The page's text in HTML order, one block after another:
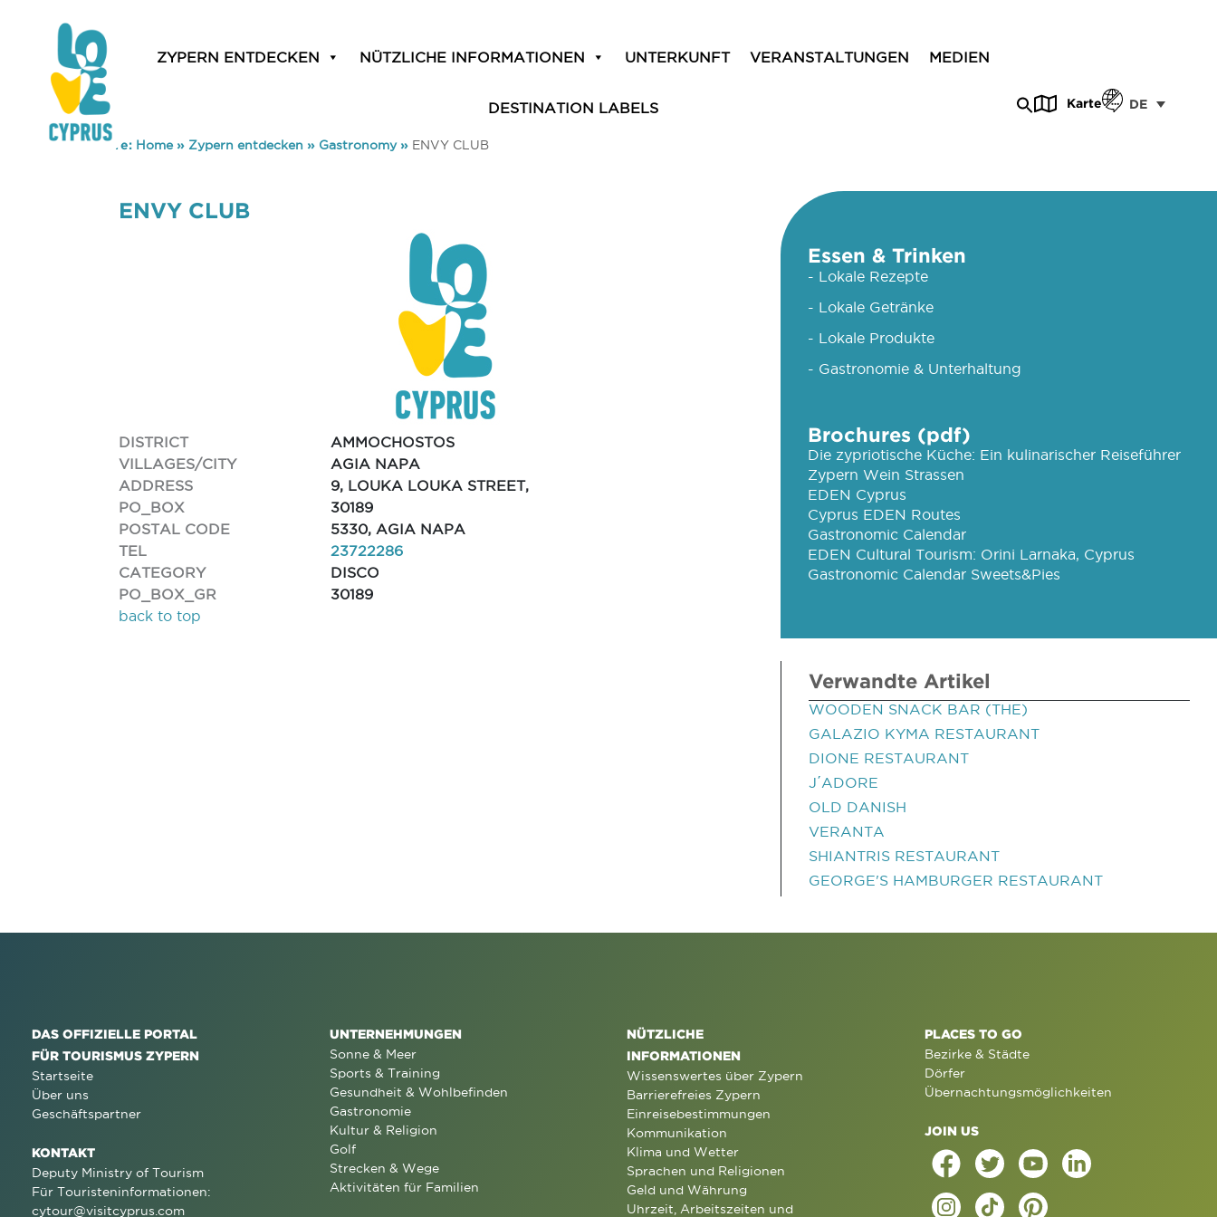
ZYPERN ENTDECKEN NÜTZLICHE INFORMATIONEN UNTERKUNFT VERANSTALTUNGEN MEDIEN
DESTINATION LABELS Karte DE
You are here: Home» Zypern entdecken » Gastronomy» ENVY CLUB
ENVY CLUB
DISTRICT
AMMOCHOSTOS
VILLAGES/CITY
AGIA NAPA
ADDRESS
9, LOUKA LOUKA STREET,
PO_BOX
30189
POSTAL CODE
5330, AGIA NAPA
TEL
23722286
CATEGORY
DISCO
PO_BOX_GR
30189
back to top
Essen & Trinken
- Lokale Rezepte
- Lokale Getränke
- Lokale Produkte
- Gastronomie & Unterhaltung
Brochures (pdf)
Die zypriotische Küche: Ein kulinarischer Reiseführer
Zypern Wein Strassen
EDEN Cyprus
Cyprus EDEN Routes
Gastronomic Calendar
EDEN Cultural Tourism: Orini Larnaka, Cyprus
Gastronomic Calendar Sweets&Pies
Verwandte Artikel
WOODEN SNACK BAR (THE)
GALAZIO KYMA RESTAURANT
DIONE RESTAURANT
J΄ADORE
OLD DANISH
VERANTA
SHIANTRIS RESTAURANT
GEORGE'S HAMBURGER RESTAURANT
DAS OFFIZIELLE PORTAL
FÜR TOURISMUS ZYPERN
Startseite
Über uns
Geschäftspartner
KONTAKT
Deputy Ministry of Tourism
Für Touristeninformationen:
cytour@visitcyprus.com
UNTERNEHMUNGEN
Sonne & Meer
Sports & Training
Gesundheit & Wohlbefinden
Gastronomie
Kultur & Religion
Golf
Strecken & Wege
Aktivitäten für Familien
NÜTZLICHE
INFORMATIONEN
Wissenswertes über Zypern
Barrierefreies Zypern
Einreisebestimmungen
Kommunikation
Klima und Wetter
Sprachen und Religionen
Geld und Währung
Uhrzeit, Arbeitszeiten und
PLACES TO GO
Bezirke & Städte
Dörfer
Übernachtungsmöglichkeiten
JOIN US